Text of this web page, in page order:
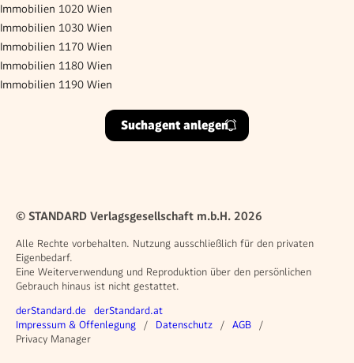
Immobilien 1020 Wien
Immobilien 1030 Wien
Immobilien 1170 Wien
Immobilien 1180 Wien
Immobilien 1190 Wien
Suchagent anlegen
© STANDARD Verlagsgesellschaft m.b.H. 2026
Alle Rechte vorbehalten. Nutzung ausschließlich für den privaten
Eigenbedarf.
Eine Weiterverwendung und Reproduktion über den persönlichen
Gebrauch hinaus ist nicht gestattet.
Weitere Angebote
derStandard.de derStandard.at
Rechtliches
Impressum & Offenlegung Datenschutz
AGB
Privacy Manager